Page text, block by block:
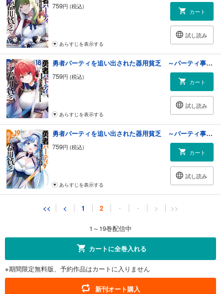
759円 (税込)
カート
試し読み
あらすじを表示する
勇者パーティを追い出された器用貧乏 ～パーティ事情で付与術士をやっていた剣士、万能へと至る～（１８）
759円 (税込)
カート
試し読み
あらすじを表示する
勇者パーティを追い出された器用貧乏 ～パーティ事情で付与術士をやっていた剣士、万能へと至る～（１９）
759円 (税込)
カート
試し読み
あらすじを表示する
<< < 1 2 ・ ・ > >>
1～19巻配信中
カートに全巻入れる
※期間限定無料版、予約作品はカートに入りません
新刊オート購入